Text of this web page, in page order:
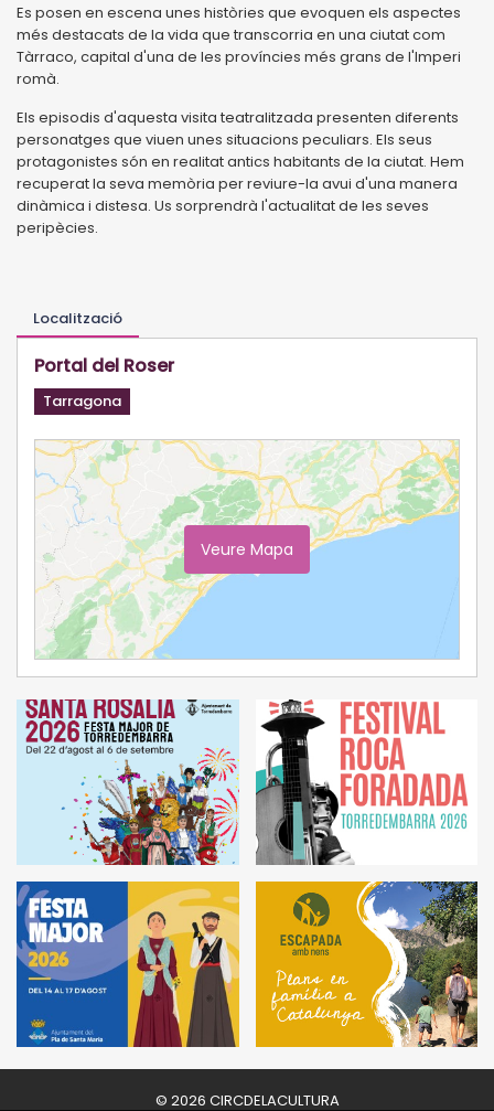
Es posen en escena unes històries que evoquen els aspectes
més destacats de la vida que transcorria en una ciutat com
Tàrraco, capital d'una de les províncies més grans de l'Imperi
romà.
Els episodis d'aquesta visita teatralitzada presenten diferents
personatges que viuen unes situacions peculiars. Els seus
protagonistes són en realitat antics habitants de la ciutat. Hem
recuperat la seva memòria per reviure-la avui d'una manera
dinàmica i distesa. Us sorprendrà l'actualitat de les seves
peripècies.
Localització
Portal del Roser
Tarragona
Veure Mapa
© 2026 CIRCDELACULTURA